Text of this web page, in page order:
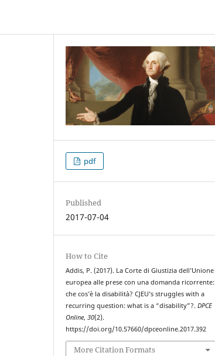
pdf
Published
2017-07-04
How to Cite
Addis, P. (2017). La Corte di Giustizia dell’Unione
europea alle prese con una domanda ricorrente:
che cos’è la disabilità? CJEU’s struggles with a
recurring question: what is a “disability”?.DPCE
Online,30(2).
https://doi.org/10.57660/dpceonline.2017.392
More Citation Formats